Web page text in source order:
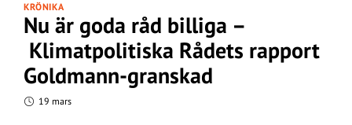
KRÖNIKA
Nu är goda råd billiga –
Klimatpolitiska Rådets rapport
Goldmann-granskad
19 mars